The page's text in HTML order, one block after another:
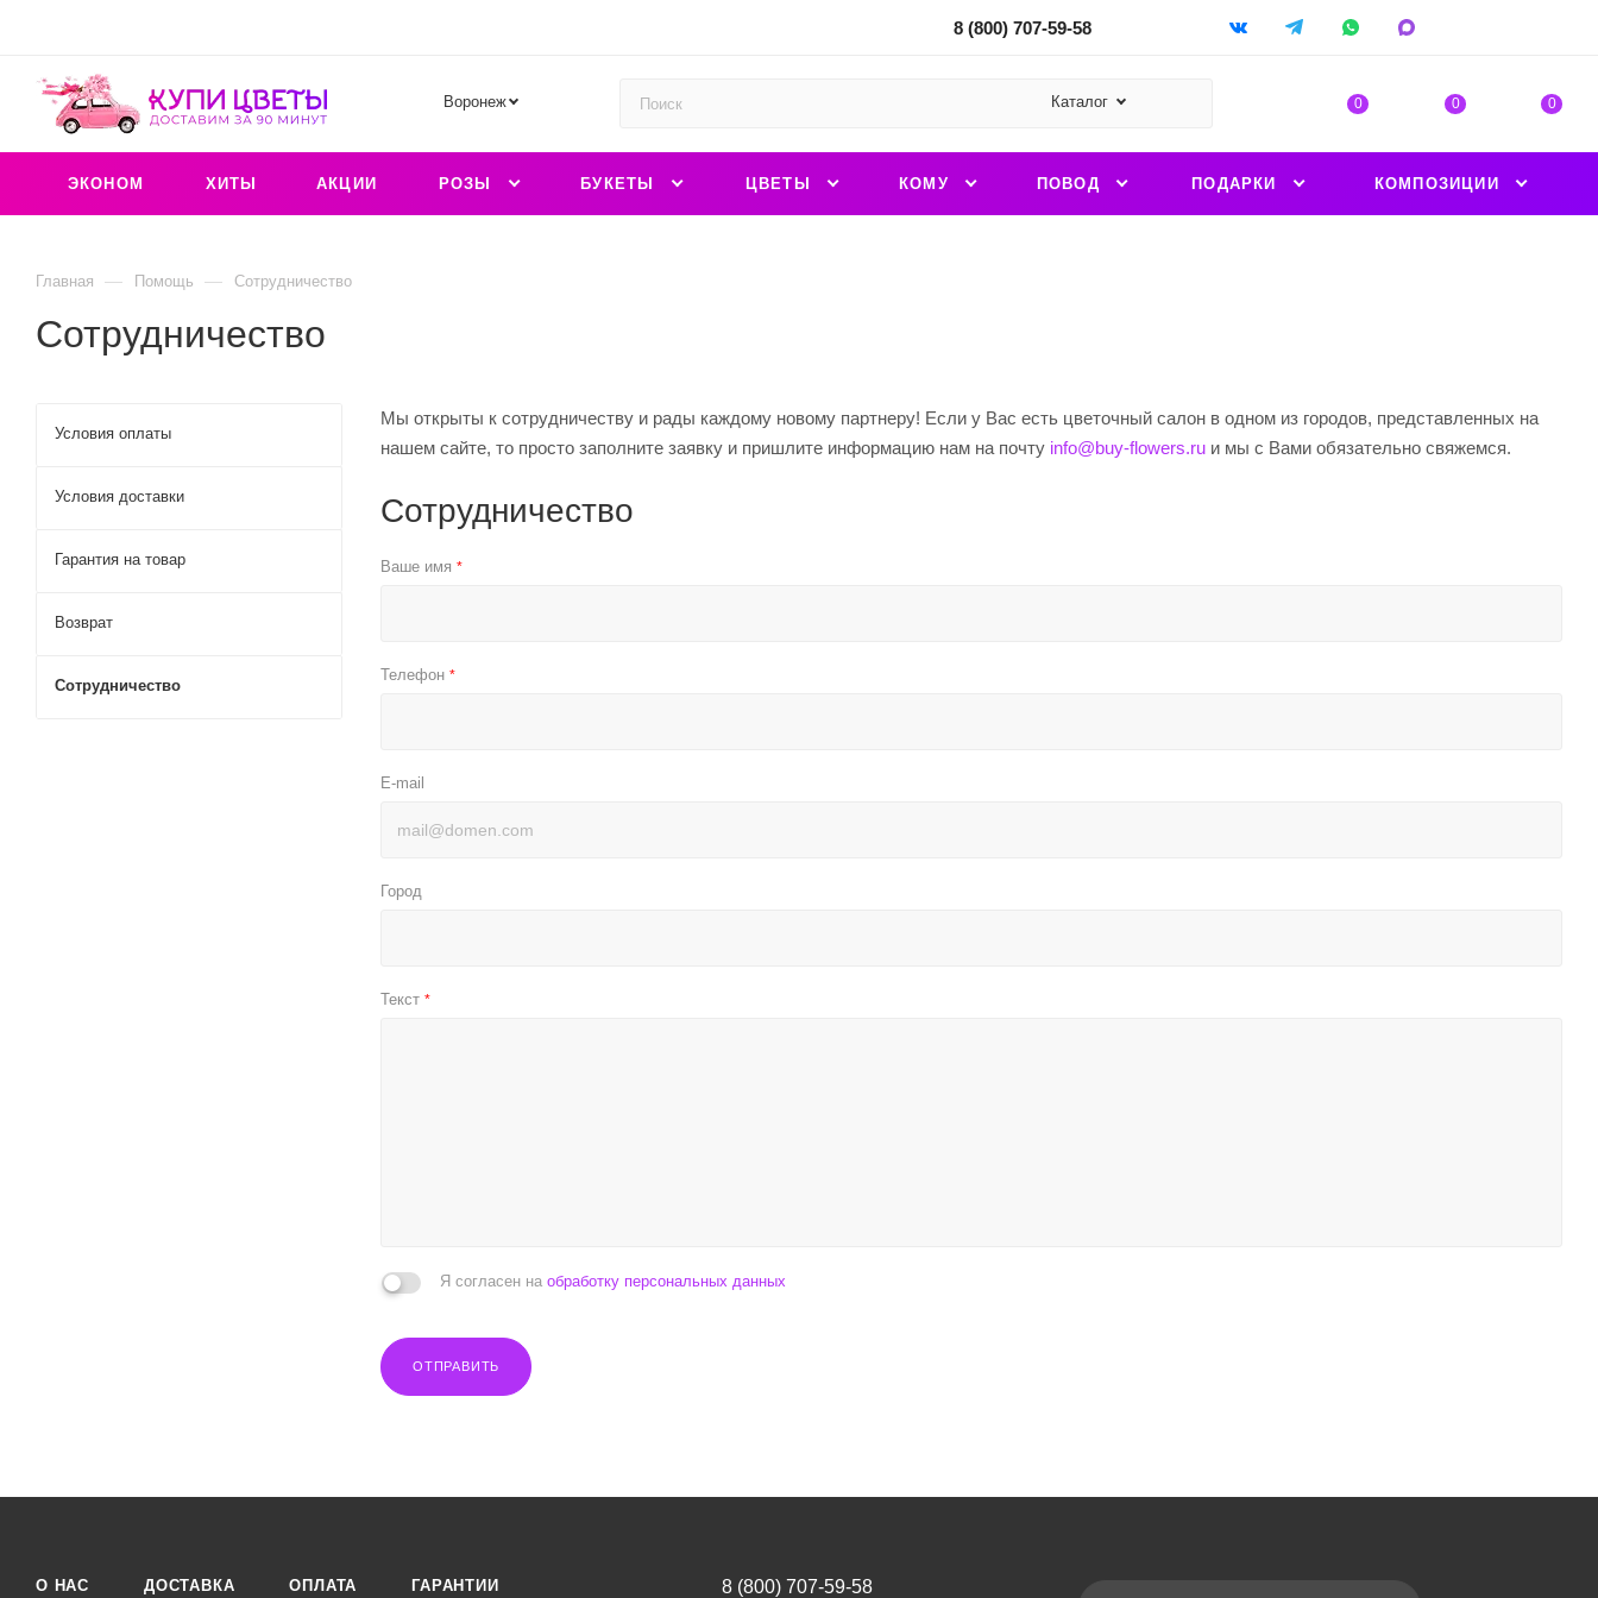
8 (800) 707-59-58
Воронеж Каталог 0 0 0
ЭКОНОМ ХИТЫ АКЦИИ РОЗЫ БУКЕТЫ ЦВЕТЫ КОМУ ПОВОД ПОДАРКИ КОМПОЗИЦИИ
Главная — Помощь — Сотрудничество
Сотрудничество
Мы открыты к сотрудничеству и рады каждому новому партнеру! Если у Вас есть цветочный салон в одном из городов, представленных на
нашем сайте, то просто заполните заявку и пришлите информацию нам на почту info@buy-flowers.ru и мы с Вами обязательно свяжемся.
Сотрудничество
Ваше имя *
Телефон *
E-mail
Город
Текст *
Я согласен на обработку персональных данных
ОТПРАВИТЬ
Условия оплаты
Условия доставки
Гарантия на товар
Возврат
Сотрудничество
О НАС ДОСТАВКА ОПЛАТА ГАРАНТИИ 8 (800) 707-59-58